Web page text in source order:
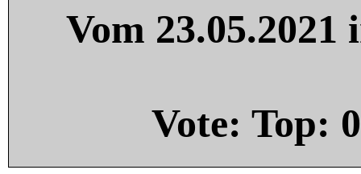
Vom
Vote: Top: 0